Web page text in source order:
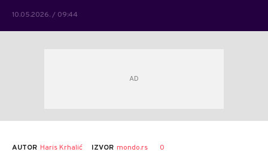
10.05.2026. / 09:44
AUTOR Haris Krhalić IZVOR mondo.rs 0